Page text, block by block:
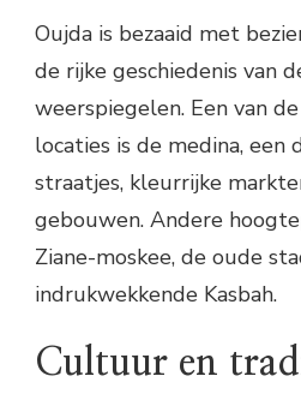
Oujda is bezaaid met
de rijke geschiedenis van
weerspiegelen. Een van
locaties is de medina, een
straatjes, kleurrijke
gebouwen. Andere
Ziane-moskee, de oude
indrukwekkende Kasbah.
Cultuur en